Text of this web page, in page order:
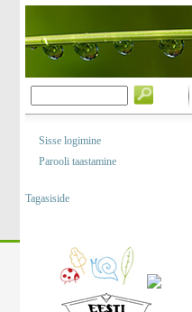
Sisse logimine
Parooli taastamine
Tagasiside